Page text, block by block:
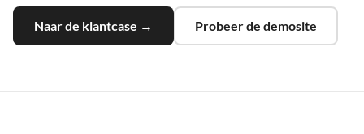
Naar de klantcase → Probeer de demosite